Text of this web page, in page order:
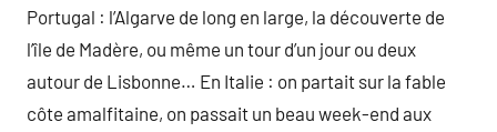
Portugal : l’Algarve de long en large, la découverte de
l’île de Madère, ou même un tour d’un jour ou deux
autour de Lisbonne… En Italie : on partait sur la fable
côte amalfitaine, on passait un beau week-end aux